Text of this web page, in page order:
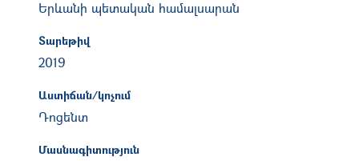
Երևանի պետական համալսարան
Տարեթիվ
2019
Աստիճան/կոչում
Դոցենտ
Մասնագիտություն